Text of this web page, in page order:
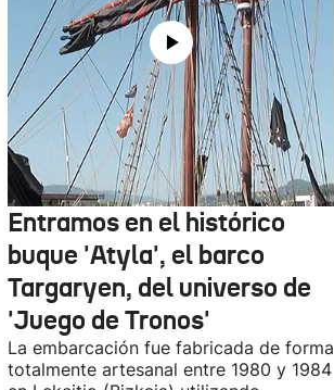
Entramos en el histórico
buque 'Atyla', el barco
Targaryen, del universo de
'Juego de Tronos'
La embarcación fue fabricada de forma
totalmente artesanal entre 1980 y 1984